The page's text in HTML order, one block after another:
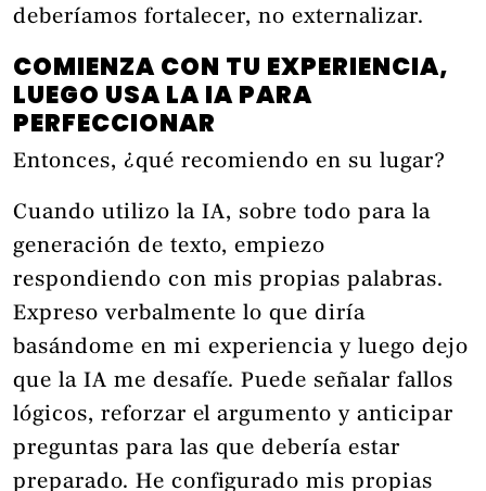
deberíamos fortalecer, no externalizar.
COMIENZA CON TU EXPERIENCIA,
LUEGO USA LA IA PARA
PERFECCIONAR
Entonces, ¿qué recomiendo en su lugar?
Cuando utilizo la IA, sobre todo para la
generación de texto, empiezo
respondiendo con mis propias palabras.
Expreso verbalmente lo que diría
basándome en mi experiencia y luego dejo
que la IA me desafíe. Puede señalar fallos
lógicos, reforzar el argumento y anticipar
preguntas para las que debería estar
preparado. He configurado mis propias